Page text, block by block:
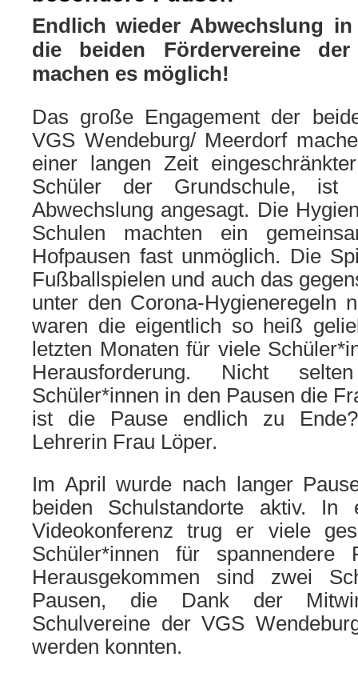
Endlich wieder Abwechslung
die beiden Fördervereine
machen es möglich!
Das große Engagement der
VGS Wendeburg/ Meerdorf
einer langen Zeit
Schüler der Grundschule, ist
Abwechslung angesagt. Die
Schulen machten ein
Hofpausen fast unmöglich. Die
Fußballspielen und auch das
unter den Corona-Hygieneregeln
waren die eigentlich so heiß
letzten Monaten für viele
Herausforderung. Nicht
Schüler*innen in den Pausen die
ist die Pause endlich zu
Lehrerin Frau Löper.
Im April wurde nach langer
beiden Schulstandorte aktiv. In
Videokonferenz trug er viele
Schüler*innen für spannendere
Herausgekommen sind zwei
Pausen, die Dank der
Schulvereine der VGS
werden konnten.